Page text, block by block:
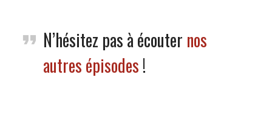
N’hésitez pas à écouter nos
autres épisodes!